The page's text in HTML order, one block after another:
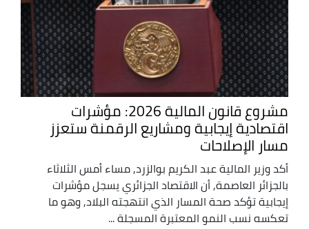
مشروع قانون المالية 2026: مؤشرات
اقتصادية إيجابية ومشاريع الرقمنة ستعزز
مسار الإصلاحات
أكد وزير المالية عبد الكريم بوالزرد, مساء أمس الثلاثاء
بالجزائر العاصمة, أن الاقتصاد الجزائري يسجل مؤشرات
إيجابية تؤكد صحة المسار الذي انتهجته البلاد, وهو ما
تعكسه نسب النمو المعتبرة المسجلة ...